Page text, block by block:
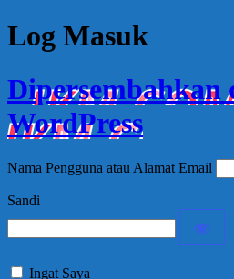
Log Masuk
Dipersembahkan
WordPress
Nama Pengguna atau Alamat Email
Sandi
Ingat Saya